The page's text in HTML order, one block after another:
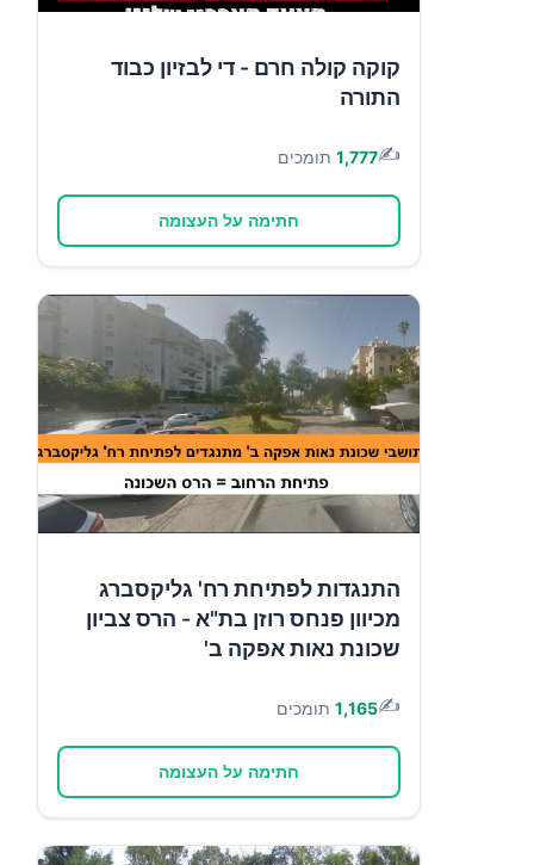
קוקה קולה חרם - די לבזיון כבוד
התורה
✍️
1,777 תומכים
חתימה על העצומה
התנגדות לפתיחת רח' גליקסברג
מכיוון פנחס רוזן בת"א - הרס צביון
שכונת נאות אפקה ב'
✍️
1,165 תומכים
חתימה על העצומה